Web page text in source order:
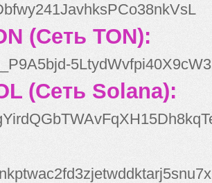
(Сеть TON):
(Сеть Solana):